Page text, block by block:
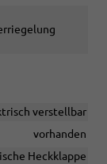
verstellbar
vorhanden
Heckklappe